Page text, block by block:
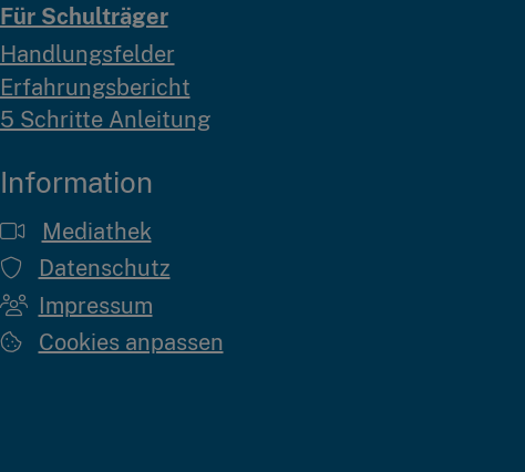
Für Schulträger
Handlungsfelder
Erfahrungsbericht
5 Schritte Anleitung
Information
Mediathek
Datenschutz
Impressum
Cookies anpassen